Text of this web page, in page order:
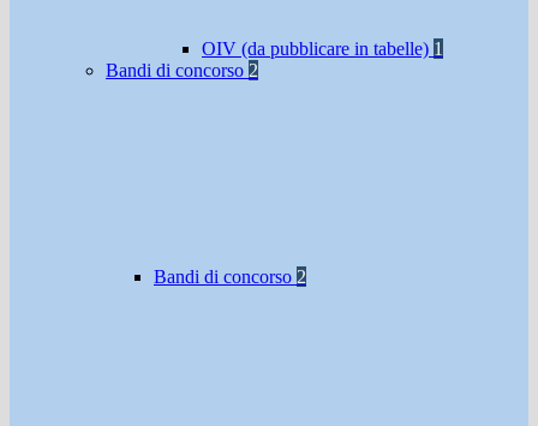
OIV (da pubblicare in tabelle) 1
Bandi di concorso 2
Bandi di concorso 2